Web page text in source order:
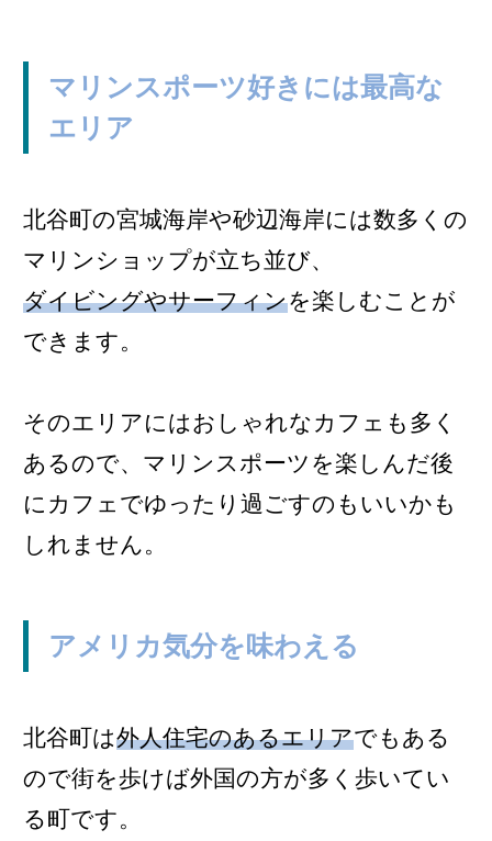
マリンスポーツ好きには最高な
エリア
北谷町の宮城海岸や砂辺海岸には数多くの
マリンショップが立ち並び、
ダイビングやサーフィンを楽しむことが
できます。
そのエリアにはおしゃれなカフェも多く
あるので、マリンスポーツを楽しんだ後
にカフェでゆったり過ごすのもいいかも
しれません。
アメリカ気分を味わえる
北谷町は外人住宅のあるエリアでもある
ので街を歩けば外国の方が多く歩いてい
る町です。